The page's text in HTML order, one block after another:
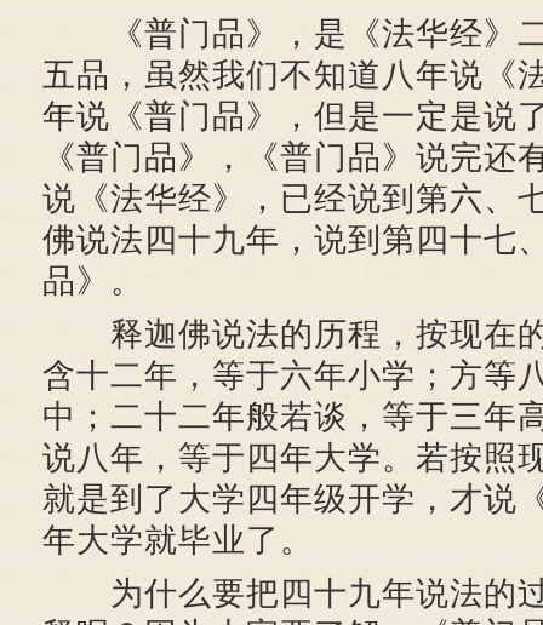
《普门品》，是《法华经》
五品，虽然我们不知道八年说《
年说《普门品》，但是一定是说
《普门品》，《普门品》说完还
说《法华经》，已经说到第六、
佛说法四十九年，说到第四十七
品》。
释迦佛说法的历程，按现在
含十二年，等于六年小学；方等
中；二十二年般若谈，等于三年
说八年，等于四年大学。若按照
就是到了大学四年级开学，才说
年大学就毕业了。
为什么要把四十九年说法的